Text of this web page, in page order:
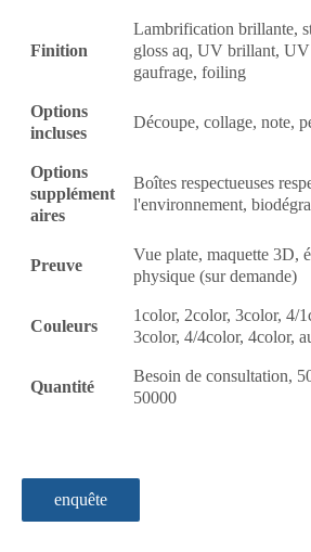
Finition
Lambrification brillante,
gloss aq, UV brillant,
gaufrage, foiling
Options
incluses
Découpe, collage, note,
Options
supplément
aires
Boîtes respectueuses
l'environnement,
Preuve
Vue plate, maquette 3D,
physique (sur demande)
Couleurs
1color, 2color, 3color, 4/
3color, 4/4color, 4color,
Quantité
Besoin de consultation,
50000
enquête